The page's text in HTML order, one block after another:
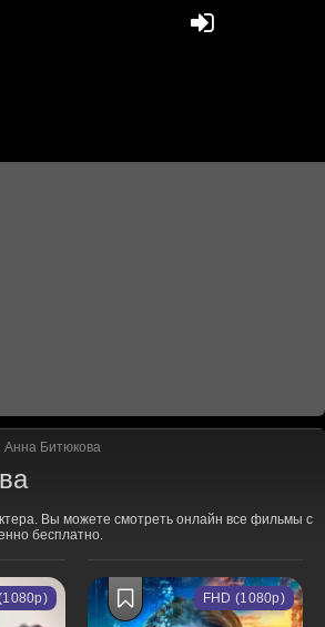
Анна Битюкова
Вы можете смотреть онлайн все фильмы с
бесплатно.
FHD (1080p)